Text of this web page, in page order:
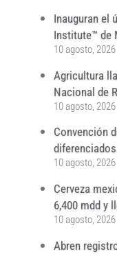
Inauguran el
Institute™ de
10 agosto, 2026
Agricultura
Nacional de
10 agosto, 2026
Convención
10 agosto, 2026
Cerveza
6,400 mdd y
10 agosto, 2026
Abren